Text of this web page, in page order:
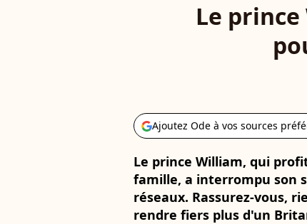
Le
Ajoutez Ode à vos sources
Le prince William, qui
famille, a interrompu son
réseaux. Rassurez-vous,
rendre fiers plus d'un